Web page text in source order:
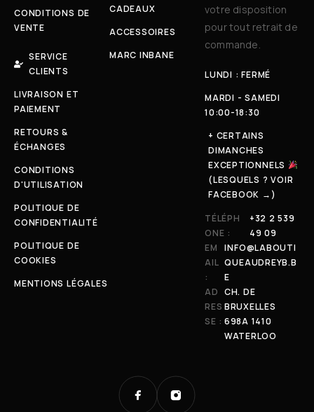
CONDITIONS DE
VENTE
SERVICE
CLIENTS
LIVRAISON ET
PAIEMENT
RETOURS &
ÉCHANGES
CONDITIONS
D'UTILISATION
POLITIQUE DE
CONFIDENTIALITÉ
POLITIQUE DE
COOKIES
MENTIONS LÉGALES
CADEAUX
ACCESSOIRES
MARC INBANE
votre disposition
pour tout retrait de
commande.
LUNDI : FERMÉ
MARDI - SAMEDI
10:00-18:30
+ CERTAINS
DIMANCHES
EXCEPTIONNELS
(LESQUELS ? VOIR
FACEBOOK →)
TÉLÉPH
ONE :
+32 2 539
49 09
EM
AIL
:
INFO@LABOUTI
QUEAUDREYB.B
E
AD
RES
SE :
CH. DE
BRUXELLES
698A 1410
WATERLOO